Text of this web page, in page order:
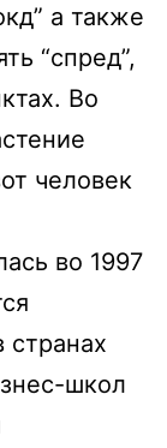
а также
“спред”,
Во
человек
во 1997
странах
школ